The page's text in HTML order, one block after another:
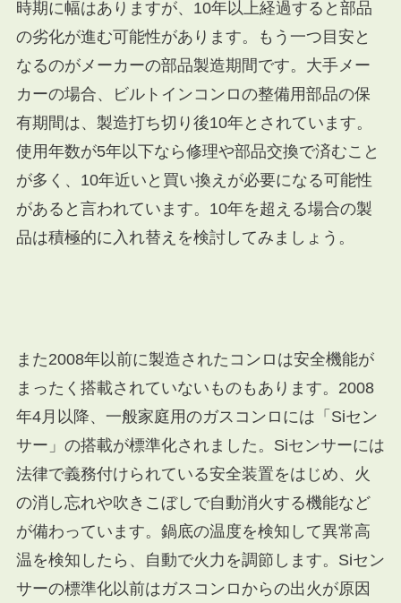
時期に幅はありますが、10年以上経過すると部品
の劣化が進む可能性があります。もう一つ目安と
なるのがメーカーの部品製造期間です。大手メー
カーの場合、ビルトインコンロの整備用部品の保
有期間は、製造打ち切り後10年とされています。
使用年数が5年以下なら修理や部品交換で済むこと
が多く、10年近いと買い換えが必要になる可能性
があると言われています。 10年を超える場合の製
品は積極的に入れ替えを検討してみましょう。
また2008年以前に製造されたコンロは安全機能が
まったく搭載されていないものもあります。2008
年4月以降、一般家庭用のガスコンロには「Siセン
サー」の搭載が標準化されました。Siセンサーには
法律で義務付けられている安全装置をはじめ、火
の消し忘れや吹きこぼしで自動消火する機能など
が備わっています。鍋底の温度を検知して異常高
温を検知したら、自動で火力を調節します。Siセン
サーの標準化以前はガスコンロからの出火が原因